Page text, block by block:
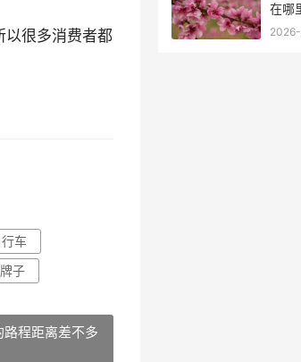
以很多消费者都
车
子
程距离差不多
在哪